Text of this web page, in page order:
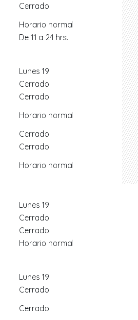
Cerrado
Horario normal
De 11 a 24 hrs.
Lunes 19
Cerrado
Cerrado
Horario normal
Cerrado
Cerrado
Horario normal
Lunes 19
Cerrado
Cerrado
Horario normal
Lunes 19
Cerrado
Cerrado